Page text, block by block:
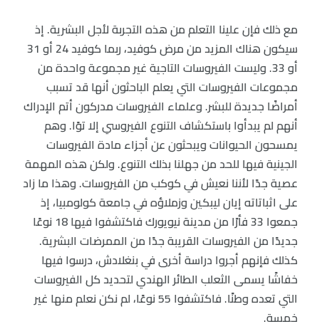
مع ذلك فإن علينا التعلم من هذه التجربة لأجل البشرية. إذ
سيكون هناك المزيد من مرض كوفيد، ربما كوفيد 24 أو 31
أو 33. وليست الفيروسات التاجية غير مجموعة واحدة من
مجموعات الفيروسات التي يعلم الباحثون أنها قد تسبب
أمراضًا جديدة للبشر. وعلماء الفيروسات مدركون أتم الإدراك
أنهم لم يبدأوا باستكشاف التنوع الفيروسي إلا توًا. وهم
يمسحون الحيوانات ويبحثون عن أجزاء مادة الفيروسات
الجينية فيها للحد من جهلنا بذلك التنوع. ولكن هذه المهمة
عصية جدًا لأننا نعيش في كوكب من الفيروسات. وهذا ما زاد
على اثباتاته إيان ليبكين وزملاؤه في جامعة كولومبيا، إذ
جمعوا 33 فأرًا من مدينة نيويورك فاكتشفوا فيها 18 نوعًا
جديدًا من الفيروسات القريبة جدًا من الممرضات البشرية.
كذلك فإنهم أجروا دراسة أخرى في بنغلادش، درسوا فيها
خفاشًا يسمى الثعلب الطائر الهندي لتحديد كل الفيروسات
التي تعده وطنًا. فاكتشفوا 55 نوعًا، لم نكن نعلم منها غير
خمسة.